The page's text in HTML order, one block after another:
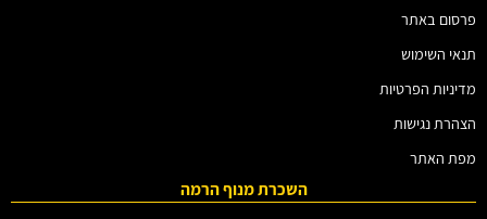
פרסום באתר
תנאי השימוש
מדיניות הפרטיות
הצהרת נגישות
מפת האתר
השכרת מנוף הרמה